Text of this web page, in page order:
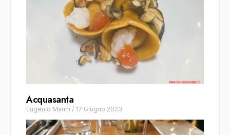
Acquasanta
Eugenio Marini / 17 Giugno 2023